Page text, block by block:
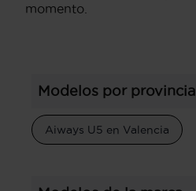
momento.
Modelos por provincia
Aiways U5 en Valencia